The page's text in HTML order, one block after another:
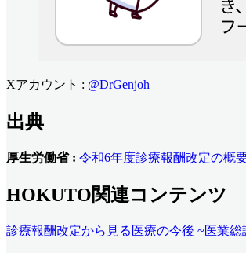
Xアカウント : @DrGenjoh
出典
厚生労働省 : 令和6年度診療報酬改定の概
HOKUTO関連コンテンツ
診療報酬改定から見る医療の今後 ~医業総